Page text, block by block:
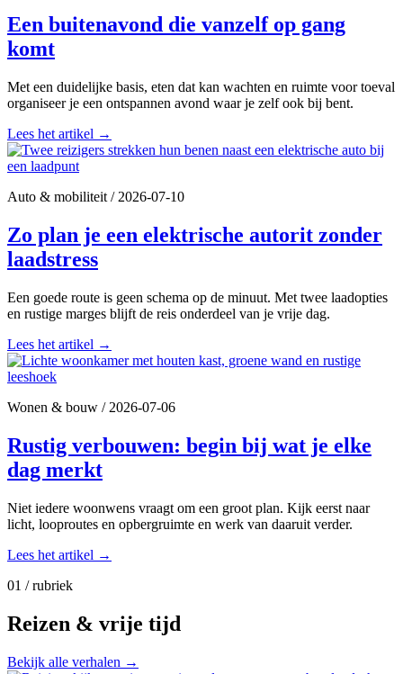
Een buitenavond die vanzelf op gang
komt
Met een duidelijke basis, eten dat kan wachten en ruimte voor toeval
organiseer je een ontspannen avond waar je zelf ook bij bent.
Lees het artikel →
Auto & mobiliteit /2026-07-10
Zo plan je een elektrische autorit zonder
laadstress
Een goede route is geen schema op de minuut. Met twee laadopties
en rustige marges blijft de reis onderdeel van je vrije dag.
Lees het artikel →
Wonen & bouw /2026-07-06
Rustig verbouwen: begin bij wat je elke
dag merkt
Niet iedere woonwens vraagt om een groot plan. Kijk eerst naar
licht, looproutes en opbergruimte en werk van daaruit verder.
Lees het artikel →
01 / rubriek
Reizen & vrije tijd
Bekijk alle verhalen →